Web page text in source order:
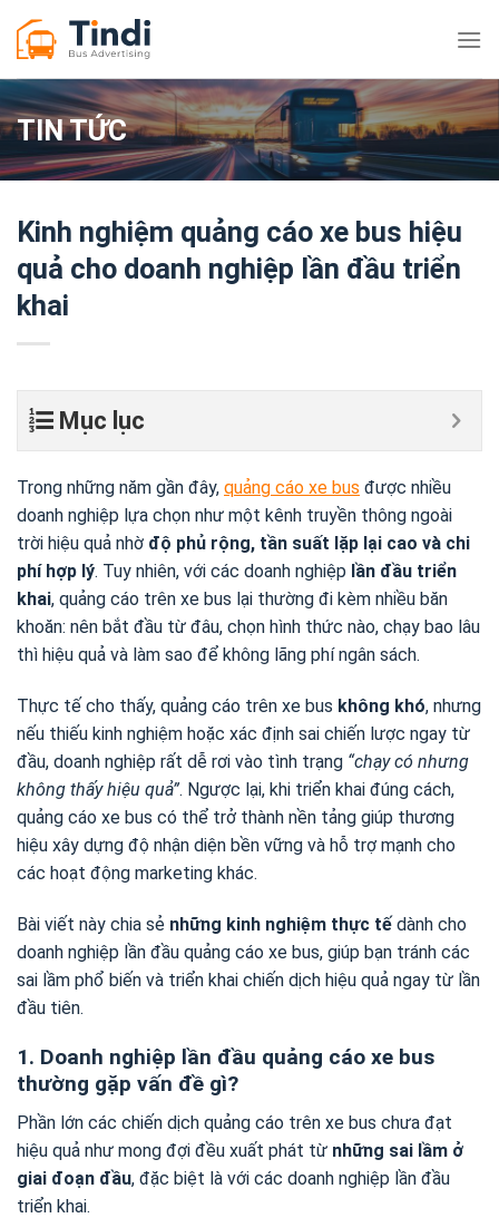
qua
dung
TIN TỨC
Kinh nghiệm quảng cáo xe bus hiệu
quả cho doanh nghiệp lần đầu triển
khai
Mục lục
Trong những năm gần đây, quảng cáo xe bus được nhiều
doanh nghiệp lựa chọn như một kênh truyền thông ngoài
trời hiệu quả nhờ độ phủ rộng, tần suất lặp lại cao và chi
phí hợp lý. Tuy nhiên, với các doanh nghiệp lần đầu triển
khai, quảng cáo trên xe bus lại thường đi kèm nhiều băn
khoăn: nên bắt đầu từ đâu, chọn hình thức nào, chạy bao lâu
thì hiệu quả và làm sao để không lãng phí ngân sách.
Thực tế cho thấy, quảng cáo trên xe bus không khó, nhưng
nếu thiếu kinh nghiệm hoặc xác định sai chiến lược ngay từ
đầu, doanh nghiệp rất dễ rơi vào tình trạng “chạy có nhưng
không thấy hiệu quả”. Ngược lại, khi triển khai đúng cách,
quảng cáo xe bus có thể trở thành nền tảng giúp thương
hiệu xây dựng độ nhận diện bền vững và hỗ trợ mạnh cho
các hoạt động marketing khác.
Bài viết này chia sẻ những kinh nghiệm thực tế dành cho
doanh nghiệp lần đầu quảng cáo xe bus, giúp bạn tránh các
sai lầm phổ biến và triển khai chiến dịch hiệu quả ngay từ lần
đầu tiên.
1. Doanh nghiệp lần đầu quảng cáo xe bus
thường gặp vấn đề gì?
Phần lớn các chiến dịch quảng cáo trên xe bus chưa đạt
hiệu quả như mong đợi đều xuất phát từ những sai lầm ở
giai đoạn đầu, đặc biệt là với các doanh nghiệp lần đầu
triển khai.